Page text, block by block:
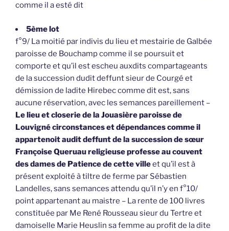
comme il a esté dit
5ème lot
f°9/ La moitié par indivis du lieu et mestairie de Galbée
paroisse de Bouchamp comme il se poursuit et
comporte et qu’il est escheu auxdits compartageants
de la succession dudit deffunt sieur de Courgé et
démission de ladite Hirebec comme dit est, sans
aucune réservation, avec les semances pareillement –
Le lieu et closerie de la Jouasière paroisse de
Louvigné circonstances et dépendances comme il
appartenoit audit deffunt de la succession de sœur
Françoise Queruau religieuse professe au couvent
des dames de Patience de cette villeet qu’il est à
présent exploité à tiltre de ferme par Sébastien
Landelles, sans semances attendu qu’il n’y en f°10/
point appartenant au maistre – La rente de 100 livres
constituée par Me René Rousseau sieur du Tertre et
damoiselle Marie Heuslin sa femme au profit de la dite